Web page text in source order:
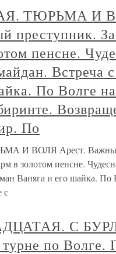
ТЮРЬМА И
преступник.
пенсне.
Встреча
По Волге
По
ВОЛЯ Арест. Важный
в золотом пенсне.
Ваняга и его шайка.
с
С
по Волге.